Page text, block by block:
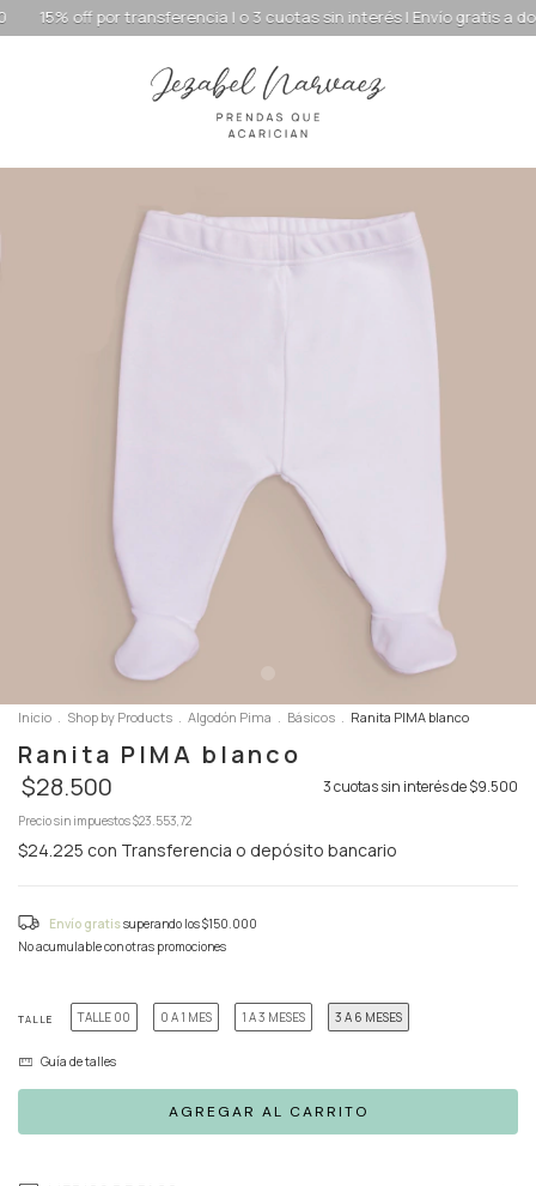
por transferencia | o 3 cuotas sin interés | Envío gratis a domicilio
Inicio . Shop by Products . Algodón Pima . Básicos . Ranita PIMA blanco
Ranita PIMA blanco
$28.500
3cuotas sin interés de$9.500
Precio sin impuestos$23.553,72
$24.225 con Transferencia o depósito bancario
Envío gratissuperando los$150.000
No acumulable con otras promociones
TALLE TALLE 00 0 A 1 MES 1 A 3 MESES 3 A 6 MESES
Guía de talles